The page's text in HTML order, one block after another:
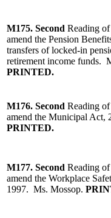
M175. Second Reading of
amend the Pension
transfers of locked-in
retirement income funds.
PRINTED.
M176. Second Reading
amend the Municipal Act,
PRINTED.
M177. Second Reading
amend the Workplace
1997. Ms. Mossop.